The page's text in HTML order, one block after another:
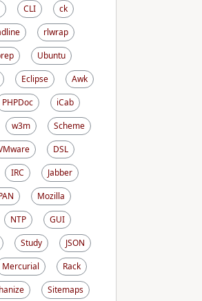
CLI
ck
rlwrap
Ubuntu
Eclipse
Awk
PHPDoc
iCab
w3m
Scheme
DSL
IRC
Jabber
Mozilla
NTP
GUI
Study
JSON
Mercurial
Rack
Sitemaps